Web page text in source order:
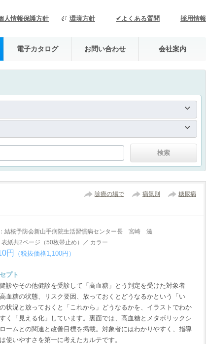
人情報保護方針 環境方針 ✔よくある質問 採用情報
電子カタログ お問い合わせ 会社案内
診療の場で 病気別 糖尿病
結核予防会新山手病院生活習慣病センター長 宮崎 滋
表紙共2ページ（50枚帯止め）／ カラー
円 （税抜価格1,100円）
プト
診やその他健診を受診して「高血糖」とう判定を受けた対象者
血糖の状態、リスク要因、放っておくとどうなるかという「い
状況と放っておくと「これから」どうなるかを、イラストでわか
く「見える化」しています。裏面では、高血糖とメタボリックシ
ームとの関連と改善目標を掲載。対象者にはわかりやすく、指導
使いやすさを第一に考えたカルテです。